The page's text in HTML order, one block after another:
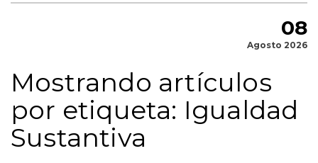
08
Agosto 2026
Mostrando artículos
por etiqueta: Igualdad
Sustantiva